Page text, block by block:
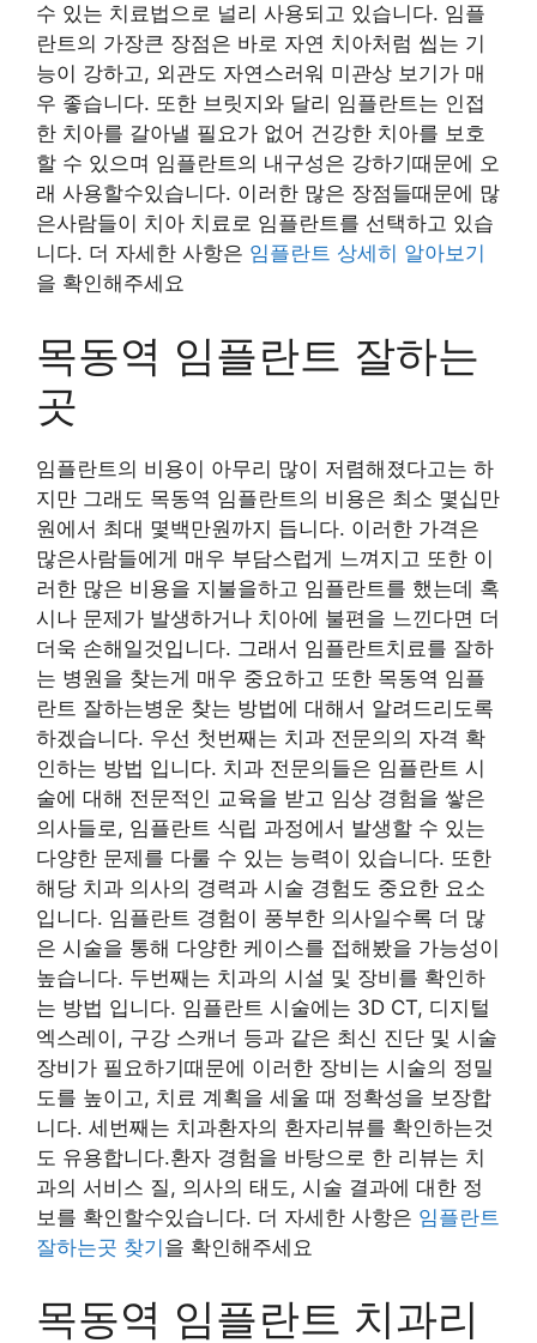
수 있는 치료법으로 널리 사용되고 있습니다. 임플
란트의 가장큰 장점은 바로 자연 치아처럼 씹는 기
능이 강하고, 외관도 자연스러워 미관상 보기가 매
우 좋습니다. 또한 브릿지와 달리 임플란트는 인접
한 치아를 갈아낼 필요가 없어 건강한 치아를 보호
할 수 있으며 임플란트의 내구성은 강하기때문에 오
래 사용할수있습니다. 이러한 많은 장점들때문에 많
은사람들이 치아 치료로 임플란트를 선택하고 있습
니다. 더 자세한 사항은 임플란트 상세히 알아보기
을 확인해주세요
목동역 임플란트 잘하는
곳
임플란트의 비용이 아무리 많이 저렴해졌다고는 하
지만 그래도 목동역 임플란트의 비용은 최소 몇십만
원에서 최대 몇백만원까지 듭니다. 이러한 가격은
많은사람들에게 매우 부담스럽게 느껴지고 또한 이
러한 많은 비용을 지불을하고 임플란트를 했는데 혹
시나 문제가 발생하거나 치아에 불편을 느낀다면 더
더욱 손해일것입니다. 그래서 임플란트치료를 잘하
는 병원을 찾는게 매우 중요하고 또한 목동역 임플
란트 잘하는병운 찾는 방법에 대해서 알려드리도록
하겠습니다. 우선 첫번째는 치과 전문의의 자격 확
인하는 방법 입니다. 치과 전문의들은 임플란트 시
술에 대해 전문적인 교육을 받고 임상 경험을 쌓은
의사들로, 임플란트 식립 과정에서 발생할 수 있는
다양한 문제를 다룰 수 있는 능력이 있습니다. 또한
해당 치과 의사의 경력과 시술 경험도 중요한 요소
입니다. 임플란트 경험이 풍부한 의사일수록 더 많
은 시술을 통해 다양한 케이스를 접해봤을 가능성이
높습니다. 두번째는 치과의 시설 및 장비를 확인하
는 방법 입니다. 임플란트 시술에는 3D CT, 디지털
엑스레이, 구강 스캐너 등과 같은 최신 진단 및 시술
장비가 필요하기때문에 이러한 장비는 시술의 정밀
도를 높이고, 치료 계획을 세울 때 정확성을 보장합
니다. 세번째는 치과환자의 환자리뷰를 확인하는것
도 유용합니다.환자 경험을 바탕으로 한 리뷰는 치
과의 서비스 질, 의사의 태도, 시술 결과에 대한 정
보를 확인할수있습니다. 더 자세한 사항은 임플란트
잘하는곳 찾기을 확인해주세요
목동역 임플란트 치과리